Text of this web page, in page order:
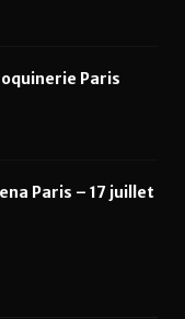
Paris
Paris – 17 juillet